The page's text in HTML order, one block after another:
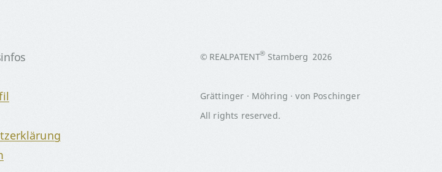
© REALPATENT® Starnberg 2026
Grättinger · Möhring · von Poschinger
All rights reserved.